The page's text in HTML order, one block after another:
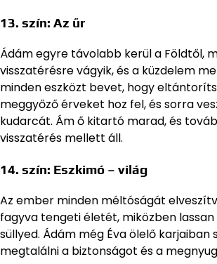
13. szín: Az űr
Ádám egyre távolabb kerül a Földtől,
visszatérésre vágyik, és a küzdelem
minden eszközt bevet, hogy
meggyőző érveket hoz fel, és sorra
kudarcát. Ám ő kitartó marad, és
visszatérés mellett áll.
14. szín: Eszkimó – világ
Az ember minden méltóságát
fagyva tengeti életét, miközben
süllyed. Ádám még Éva ölelő karjaiban
megtalálni a biztonságot és a